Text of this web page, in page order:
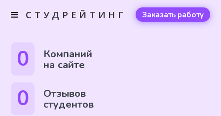
СТУДРЕЙТИНГ Заказать работу
0 Компаний
на сайте
0 Отзывов
студентов